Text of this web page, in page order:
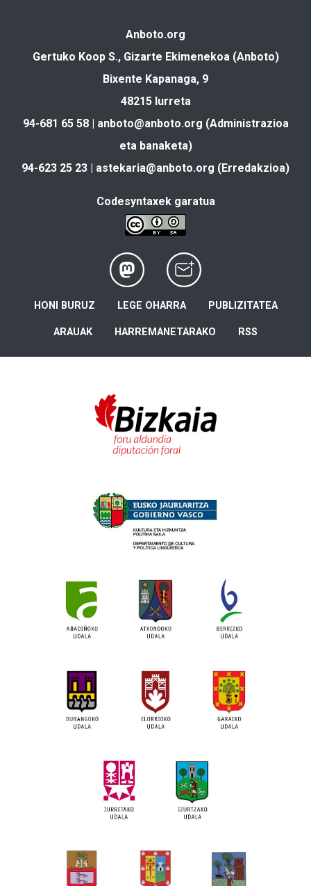
Anboto.org
Gertuko Koop S., Gizarte Ekimenekoa (Anboto)
Bixente Kapanaga, 9
48215 Iurreta
94-681 65 58 | anboto@anboto.org (Administrazioa
eta banaketa)
94-623 25 23 | astekaria@anboto.org (Erredakzioa)
Codesyntaxek garatua
HONI BURUZ LEGE OHARRA PUBLIZITATEA
ARAUAK HARREMANETARAKO RSS